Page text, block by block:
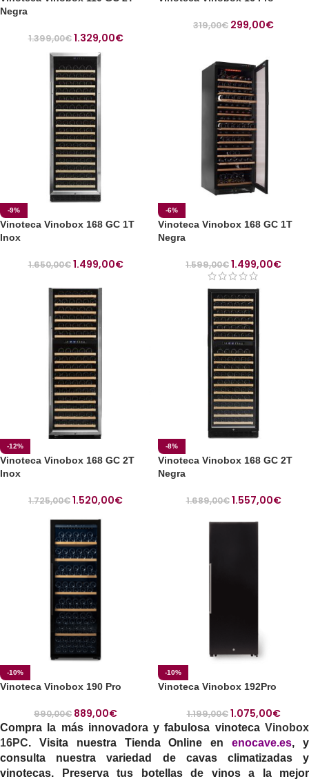
Negra
1.399,00€ 1.329,00€
319,00€ 299,00€
-9%
Vinoteca Vinobox 168 GC 1T
Inox
1.650,00€ 1.499,00€
-6%
Vinoteca Vinobox 168 GC 1T
Negra
1.599,00€1.499,00€
-12%
Vinoteca Vinobox 168 GC 2T
Inox
1.725,00€1.520,00€
-8%
Vinoteca Vinobox 168 GC 2T
Negra
1.689,00€ 1.557,00€
-10%
Vinoteca Vinobox 190 Pro
990,00€ 889,00€
-10%
Vinoteca Vinobox 192Pro
1.199,00€ 1.075,00€
Compra la más innovadora y fabulosa vinoteca Vinobox
16PC. Visita nuestra Tienda Online enenocave.es, y
consulta nuestra variedad de cavas climatizadas y
vinotecas. Preserva tus botellas de vinos a la mejor